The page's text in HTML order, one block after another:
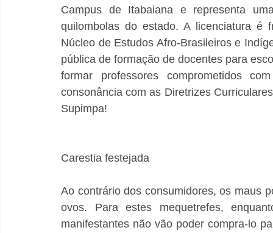
Campus de Itabaiana e representa
quilombolas do estado. A licenciatura é
Núcleo de Estudos Afro-Brasileiros e
pública de formação de docentes para
formar professores comprometidos
consonância com as Diretrizes
Supimpa!
Carestia festejada
Ao contrário dos consumidores, os maus
ovos. Para estes mequetrefes,
manifestantes não vão poder compra-lo